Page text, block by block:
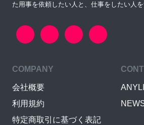
た用事を依頼したい人と、仕事をしたい人を
COMPANY
会社概要
利用規約
特定商取引に基づく表記